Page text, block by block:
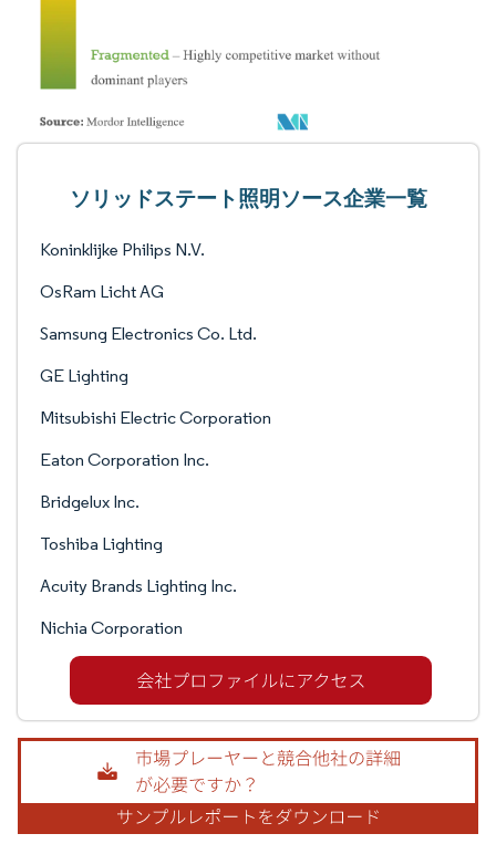
ソリッドステート照明ソース企業一覧
Koninklijke Philips N.V.
OsRam Licht AG
Samsung Electronics Co. Ltd.
GE Lighting
Mitsubishi Electric Corporation
Eaton Corporation Inc.
Bridgelux Inc.
Toshiba Lighting
Acuity Brands Lighting Inc.
Nichia Corporation